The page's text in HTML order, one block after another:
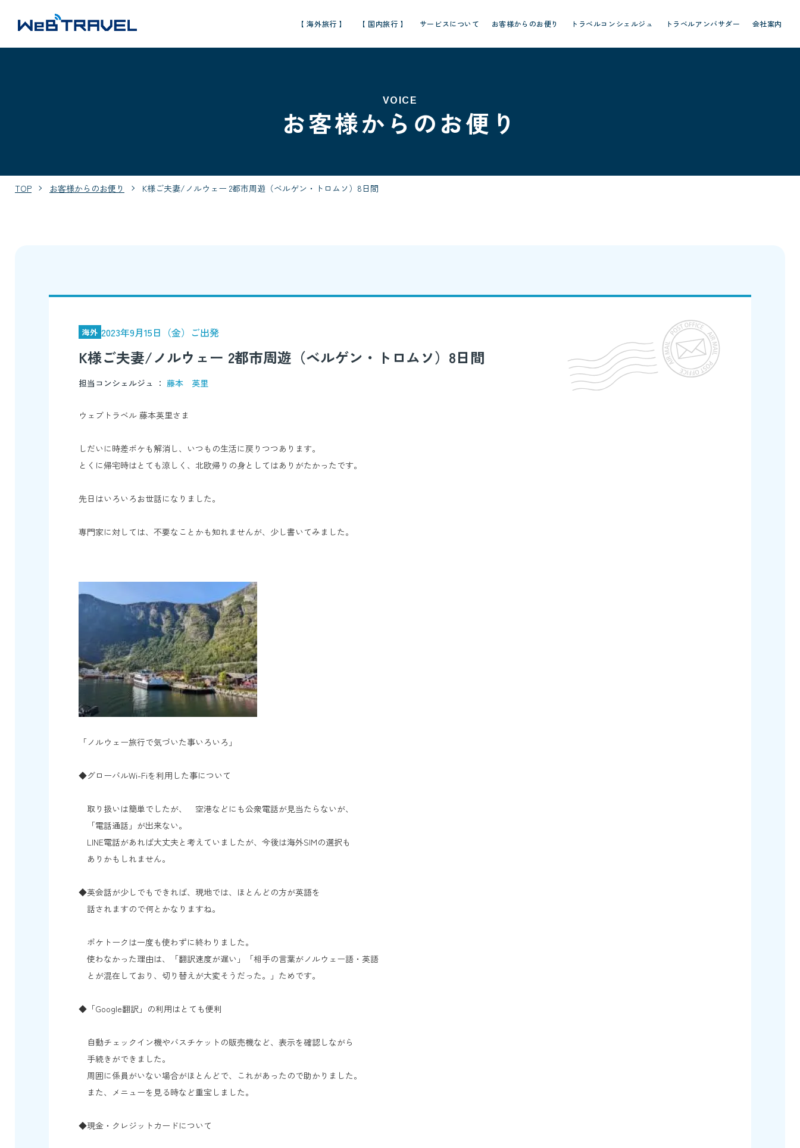
【 海外旅行 】 【 国内旅行 】 サービスについて お客様からのお便り トラベルコンシェルジュ トラベルアンバサダー 会社案内
VOICE
お客様からのお便り
TOP お客様からのお便り K様ご夫妻/ノルウェー 2都市周遊（ベルゲン・トロムソ）8日間
海外 2023年9月15日（金）ご出発
K様ご夫妻/ノルウェー 2都市周遊（ベルゲン・トロムソ）8日間
担当コンシェルジュ ： 藤本 英里
ウェブトラベル 藤本英里さま
しだいに時差ボケも解消し、いつもの生活に戻りつつあります。
とくに帰宅時はとても涼しく、北欧帰りの身としてはありがたかったです。
先日はいろいろお世話になりました。
専門家に対しては、不要なことかも知れませんが、少し書いてみました。
「ノルウェー旅行で気づいた事いろいろ」
◆グローバルWi-Fiを利用した事について
取り扱いは簡単でしたが、 空港などにも公衆電話が見当たらないが、
「電話通話」が出来ない。
LINE電話があれば大丈夫と考えていましたが、今後は海外SIMの選択も
ありかもしれません。
◆英会話が少しでもできれば、現地では、ほとんどの方が英語を
話されますので何とかなりますね。
ポケトークは一度も使わずに終わりました。
使わなかった理由は、「翻訳速度が遅い」「相手の言葉がノルウェー語・英語
とが混在しており、切り替えが大変そうだった。」ためです。
◆「Google翻訳」の利用はとても便利
自動チェックイン機やバスチケットの販売機など、表示を確認しながら
手続きができました。
周囲に係員がいない場合がほとんどで、これがあったので助かりました。
また、メニューを見る時など重宝しました。
◆現金・クレジットカードについて